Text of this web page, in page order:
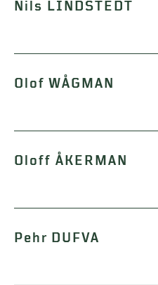
Nils LINDSTEDT
Olof WÅGMAN
Oloff ÅKERMAN
Pehr DUFVA